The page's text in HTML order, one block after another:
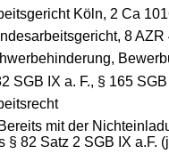
Köln, 2 Ca
8 AZR
SGB IX a. F., § 165 SGB
mit der
§ 82 Satz 2 SGB IX a.F.